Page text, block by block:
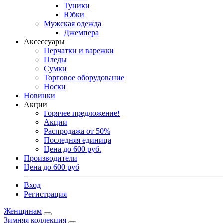
Туники
Юбки
Мужская одежда
Джемпера
Аксессуары
Перчатки и варежки
Пледы
Сумки
Торговое оборудование
Носки
Новинки
Акции
Горячее предложение!
Акции
Распродажа от 50%
Последняя единица
Цена до 600 руб.
Производители
Цена до 600 руб
Вход
Регистрация
Женщинам
Зимняя коллекция